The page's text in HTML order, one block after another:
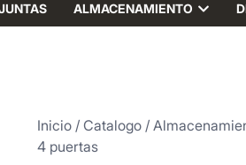
ALMACENAMIENTO
Inicio / Catalogo /
4 puertas